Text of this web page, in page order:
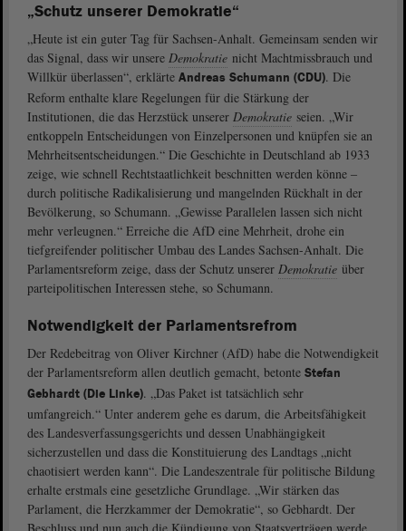
„Schutz unserer Demokratie“
„Heute ist ein guter Tag für Sachsen-Anhalt. Gemeinsam senden wir
das Signal, dass wir unsere Demokratie nicht Machtmissbrauch und
Willkür überlassen“, erklärte Andreas Schumann (CDU). Die
Reform enthalte klare Regelungen für die Stärkung der
Institutionen, die das Herzstück unserer Demokratie seien. „Wir
entkoppeln Entscheidungen von Einzelpersonen und knüpfen sie an
Mehrheitsentscheidungen.“ Die Geschichte in Deutschland ab 1933
zeige, wie schnell Rechtstaatlichkeit beschnitten werden könne ‒
durch politische Radikalisierung und mangelnden Rückhalt in der
Bevölkerung, so Schumann. „Gewisse Parallelen lassen sich nicht
mehr verleugnen.“ Erreiche die AfD eine Mehrheit, drohe ein
tiefgreifender politischer Umbau des Landes Sachsen-Anhalt. Die
Parlamentsreform zeige, dass der Schutz unserer Demokratie über
parteipolitischen Interessen stehe, so Schumann.
Notwendigkeit der Parlamentsrefrom
Der Redebeitrag von Oliver Kirchner (AfD) habe die Notwendigkeit
der Parlamentsreform allen deutlich gemacht, betonte Stefan
Gebhardt (Die Linke). „Das Paket ist tatsächlich sehr
umfangreich.“ Unter anderem gehe es darum, die Arbeitsfähigkeit
des Landesverfassungsgerichts und dessen Unabhängigkeit
sicherzustellen und dass die Konstituierung des Landtags „nicht
chaotisiert werden kann“. Die Landeszentrale für politische Bildung
erhalte erstmals eine gesetzliche Grundlage. „Wir stärken das
Parlament, die Herzkammer der Demokratie“, so Gebhardt. Der